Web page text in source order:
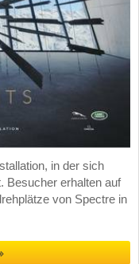
in der sich
Besucher erhalten auf
von Spectre in